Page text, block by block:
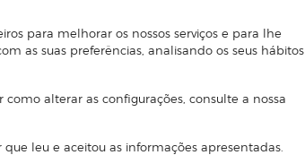
para melhorar os nossos serviços e para lhe
as suas preferências, analisando os seus hábitos
alterar as configurações, consulte a nossa
leu e aceitou as informações apresentadas.